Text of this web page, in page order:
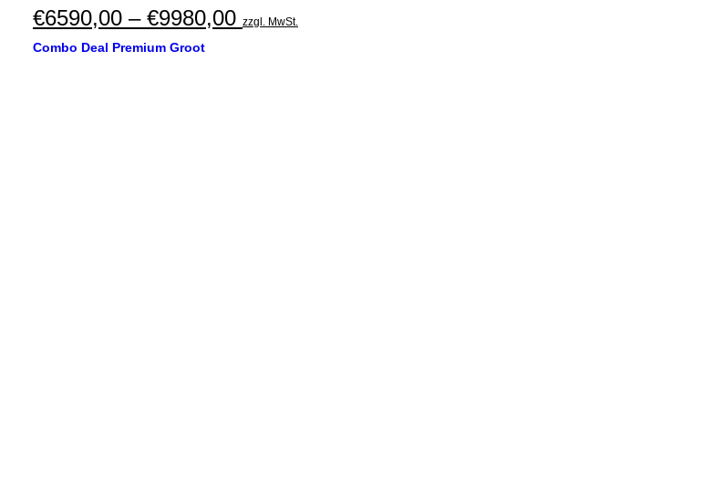
€6590,00 – €9980,00Preisspanne:
zzgl. MwSt.
Combo Deal Premium Groot